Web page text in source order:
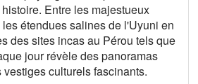
Entre les majestueux
étendues salines de l'Uyuni en
des sites incas au Pérou tels que
jour révèle des panoramas
culturels fascinants.